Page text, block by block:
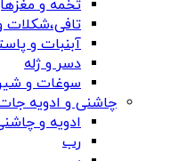
تخمه و
تافی،شکلات
آبنبات و
دسر و ژله
سوغات و
چاشنی و ادویه
ادویه و
رب